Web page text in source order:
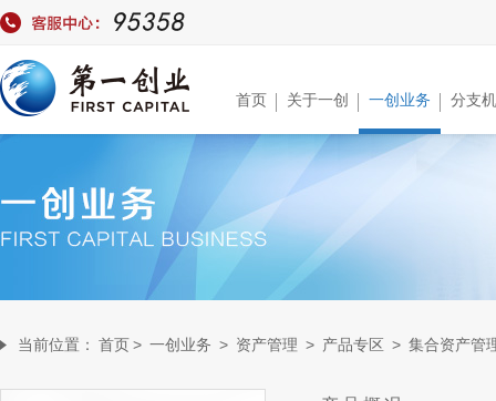
首页 关于一创 一创业务 分支
当前位置： 首页> 一创业务 > 资产管理 > 产品专区 > 集合资产管